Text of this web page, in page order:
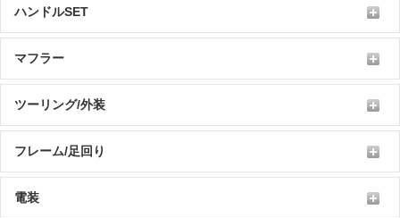
ハンドルSET
マフラー
ツーリング/外装
フレーム/足回り
電装